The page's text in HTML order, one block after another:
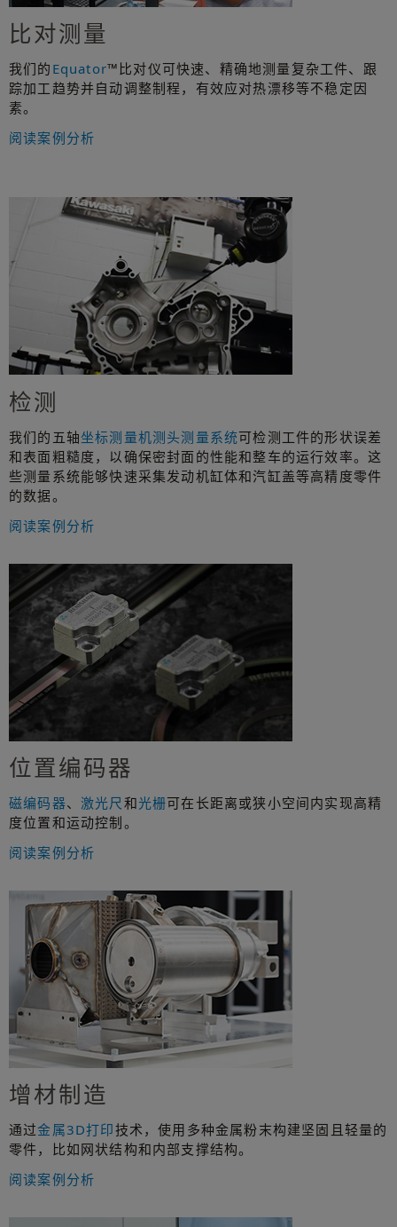
比对测量
我们的 Equator™比对仪可快速、精确地测量复杂工件、跟
踪加工趋势并自动调整制程，有效应对热漂移等不稳定因
素。
阅读案例分析
检测
我们的五轴坐标测量机测头测量系统可检测工件的形状误差
和表面粗糙度，以确保密封面的性能和整车的运行效率。这
些测量系统能够快速采集发动机缸体和汽缸盖等高精度零件
的数据。
阅读案例分析
位置编码器
磁编码器、激光尺 和光栅可在长距离或狭小空间内实现高精
度位置和运动控制。
阅读案例分析
增材制造
通过金属3D打印技术，使用多种金属粉末构建坚固且轻量的
零件，比如网状结构和内部支撑结构。
阅读案例分析